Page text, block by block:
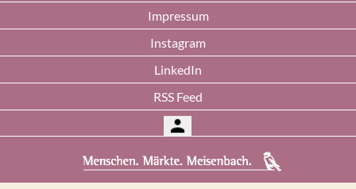
Impressum
Instagram
LinkedIn
RSS Feed